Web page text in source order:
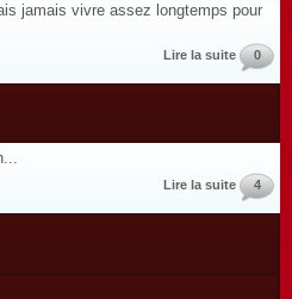
jamais vivre assez longtemps pour
Lire la suite 0
Lire la suite 4